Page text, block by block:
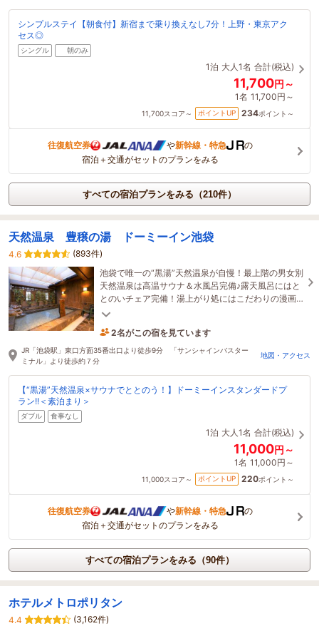
シンプルステイ【朝食付】新宿まで乗り換えなし7分！上野・東京アク
セス◎
シングル 朝のみ
1泊 大人1名 合計(税込)
11,700円～
1名 11,700円～
11,700スコア～ ポイントUP 234ポイント～
往復航空券 や新幹線・特急
の
宿泊＋交通がセットのプランをみる
すべての宿泊プランをみる（210件）
天然温泉 豊穣の湯 ドーミーイン池袋
4.6
(893件)
池袋で唯一の“黒湯”天然温泉が自慢！最上階の男女別
天然温泉は高温サウナ＆水風呂完備♪露天風呂にはと
とのいチェア完備！湯上がり処にはこだわりの漫画
2500冊！
2名がこの宿を見ています
1時間前に予約されました
JR「池袋駅」東口方面35番出口より徒歩9分 「サンシャインバスター
ミナル」より徒歩約７分
地図・アクセス
【“黒湯”天然温泉×サウナでととのう！】ドーミーインスタンダードプ
ラン!!＜素泊まり＞
ダブル 食事なし
1泊 大人1名 合計(税込)
11,000円～
1名 11,000円～
11,000スコア～ ポイントUP 220ポイント～
往復航空券 や新幹線・特急
の
宿泊＋交通がセットのプランをみる
すべての宿泊プランをみる（90件）
ホテルメトロポリタン
4.4
(3,162件)